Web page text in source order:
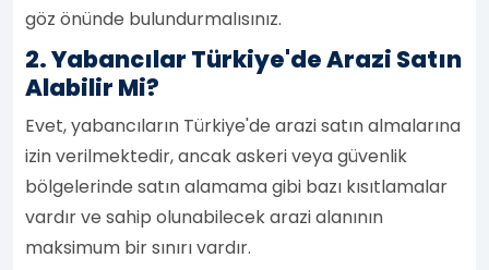
göz önünde bulundurmalısınız.
2. Yabancılar Türkiye'de Arazi Satın
Alabilir Mi?
Evet, yabancıların Türkiye'de arazi satın almalarına
izin verilmektedir, ancak askeri veya güvenlik
bölgelerinde satın alamama gibi bazı kısıtlamalar
vardır ve sahip olunabilecek arazi alanının
maksimum bir sınırı vardır.